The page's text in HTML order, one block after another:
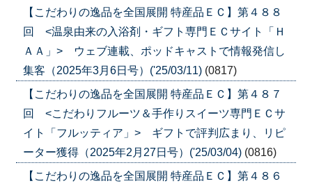
【こだわりの逸品を全国展開 特産品ＥＣ】第４８８
回 <温泉由来の入浴剤・ギフト専門ＥＣサイト「Ｈ
ＡＡ」> ウェブ連載、ポッドキャストで情報発信し
集客（2025年3月6日号）('25/03/11) (0817)
【こだわりの逸品を全国展開 特産品ＥＣ】第４８７
回 <こだわりフルーツ＆手作りスイーツ専門ＥＣサ
イト「フルッティア」> ギフトで評判広まり、リピ
ーター獲得（2025年2月27日号）('25/03/04) (0816)
【こだわりの逸品を全国展開 特産品ＥＣ】第４８６